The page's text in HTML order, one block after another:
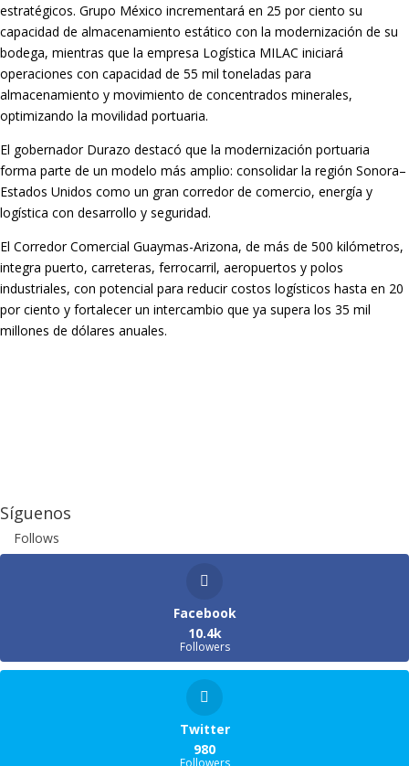
estratégicos. Grupo México incrementará en 25 por ciento su
capacidad de almacenamiento estático con la modernización de su
bodega, mientras que la empresa Logística MILAC iniciará
operaciones con capacidad de 55 mil toneladas para
almacenamiento y movimiento de concentrados minerales,
optimizando la movilidad portuaria.
El gobernador Durazo destacó que la modernización portuaria
forma parte de un modelo más amplio: consolidar la región Sonora–
Estados Unidos como un gran corredor de comercio, energía y
logística con desarrollo y seguridad.
El Corredor Comercial Guaymas-Arizona, de más de 500 kilómetros,
integra puerto, carreteras, ferrocarril, aeropuertos y polos
industriales, con potencial para reducir costos logísticos hasta en 20
por ciento y fortalecer un intercambio que ya supera los 35 mil
millones de dólares anuales.
Síguenos
Follows
Facebook
10.4k
Followers
Twitter
980
Followers